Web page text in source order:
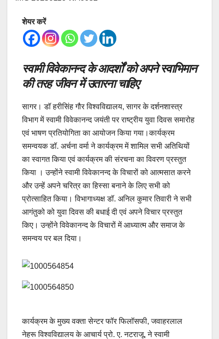
शेयर करें
स्वामी विवेकानन्द के आदर्शों को अपने स्वाभिमान
की तरह जीवन में उतारना चाहिए
सागर। डॉ हरीसिंह गौर विश्वविद्यालय, सागर के दर्शनशास्त्र
विभाग में स्वामी विवेकानन्द जयंती पर राष्ट्रीय युवा दिवस समारोह
एवं भाषण प्रतियोगिता का आयोजन किया गया।कार्यक्रम
समन्वयक डॉ. अर्चना वर्मा ने कार्यक्रम में शामिल सभी अतिथियों
का स्वागत किया एवं कार्यक्रम की संरचना का विवरण प्रस्तुत
किया । उन्होंने स्वामी विवेकानन्द के विचारों को आत्म‍सात करने
और उन्हें अपने चरित्र का हिस्सा बनाने के लिए सभी को
प्रोत्साहित किया। विभागाध्यक्ष डॉ. अनिल कुमार तिवारी ने सभी
आगंतुको को युवा दिवस की बधाई दी एवं अपने विचार प्रस्तुत
किए। उन्होंने विवेकानन्द के विचारों में आध्यात्म और समाज के
समन्वय पर बल दिया।
कार्यक्रम के मुख्य वक्ता सेन्टर फॉर फिलॉसफी, जवाहरलाल
नेहरू विश्वविद्यालय के आचार्य प्रो. ए. नटराजू, ने स्वामी